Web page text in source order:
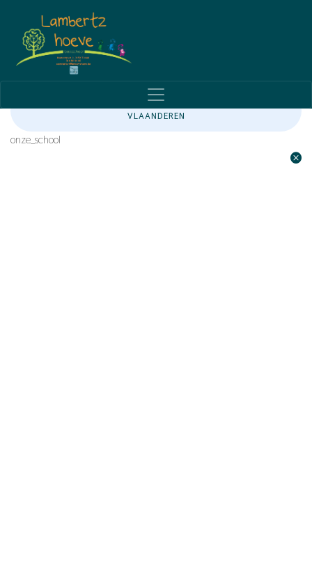
ENGAGEMENTSVEKLARING KATHOLIEK ONDERWIJS
VLAANDEREN
onze_school